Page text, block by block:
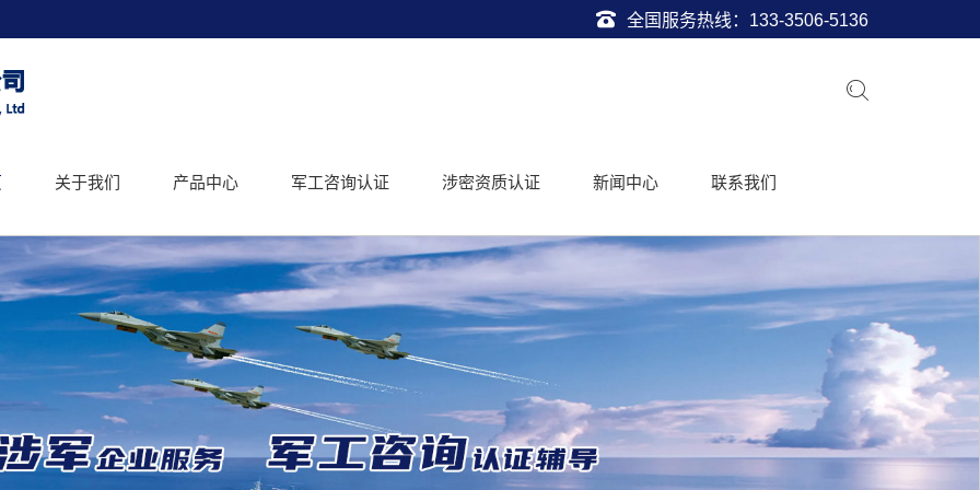
全国服务热线： 133-3506-5136
关于我们 产品中心 军工咨询认证 涉密资质认证 新闻中心 联系我们